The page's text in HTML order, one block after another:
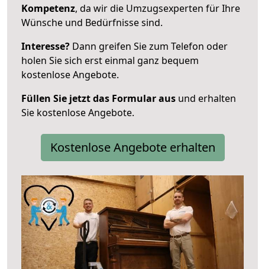
Kompetenz, da wir die Umzugsexperten für Ihre
Wünsche und Bedürfnisse sind.
Interesse? Dann greifen Sie zum Telefon oder
holen Sie sich erst einmal ganz bequem
kostenlose Angebote.
Füllen Sie jetzt das Formular aus und erhalten
Sie kostenlose Angebote.
Kostenlose Angebote erhalten